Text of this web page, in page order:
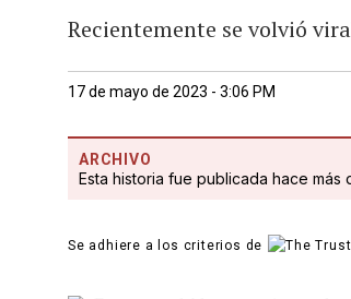
Recientemente se volvió
17 de mayo de 2023 - 3:06 PM
ARCHIVO
Esta historia fue publicada hace más
Se adhiere a los criterios de